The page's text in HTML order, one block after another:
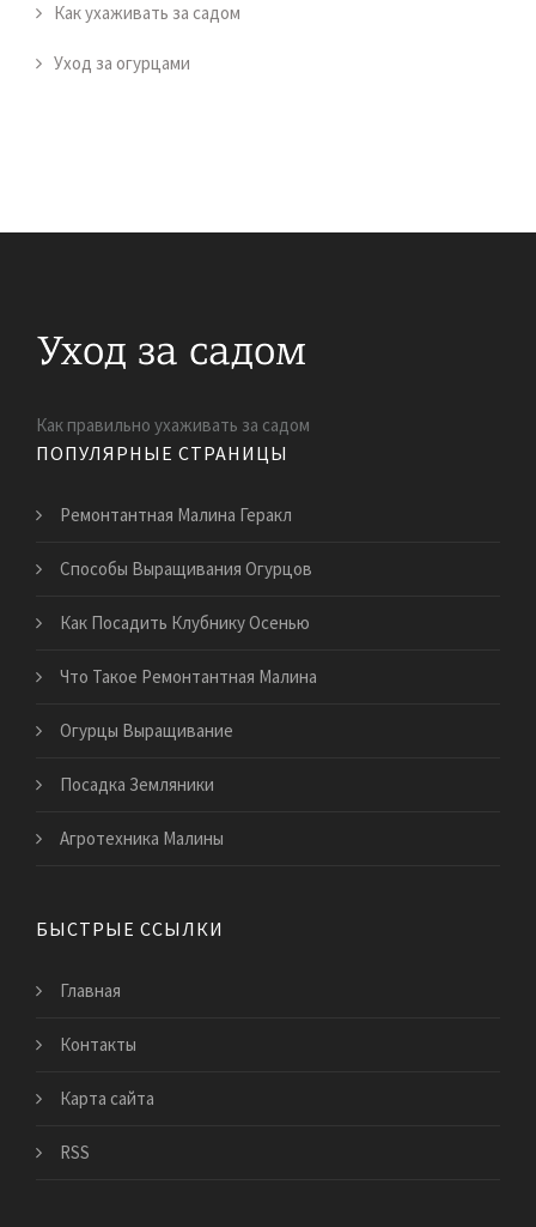
Как ухаживать за садом
Уход за огурцами
Как правильно ухаживать за садом
ПОПУЛЯРНЫЕ СТРАНИЦЫ
Ремонтантная Малина Геракл
Способы Выращивания Огурцов
Как Посадить Клубнику Осенью
Что Такое Ремонтантная Малина
Огурцы Выращивание
Посадка Земляники
Агротехника Малины
БЫСТРЫЕ ССЫЛКИ
Главная
Контакты
Карта сайта
RSS